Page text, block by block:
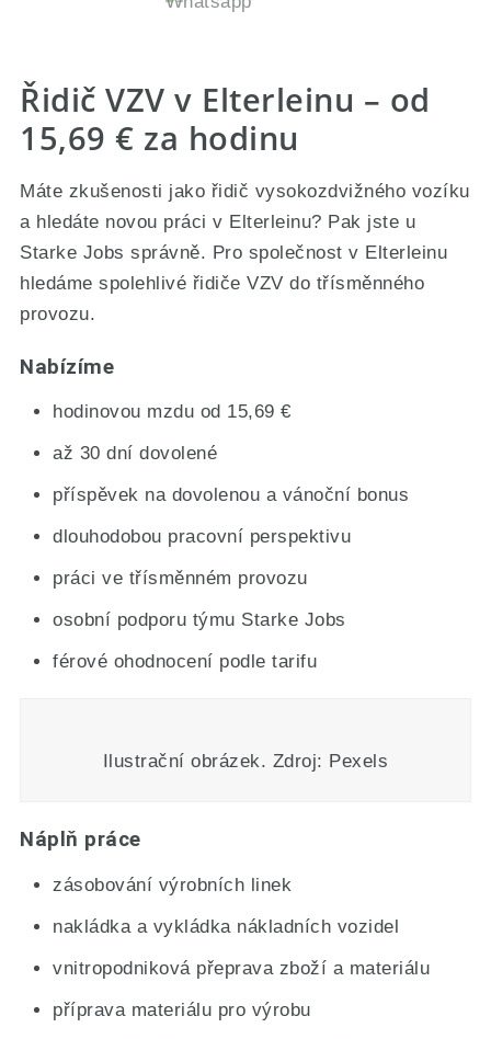
Řidič VZV v Elterleinu – od
15,69 € za hodinu
Máte zkušenosti jako řidič vysokozdvižného vozíku
a hledáte novou práci v Elterleinu? Pak jste u
Starke Jobs správně. Pro společnost v Elterleinu
hledáme spolehlivé řidiče VZV do třísměnného
provozu.
Nabízíme
hodinovou mzdu od 15,69 €
až 30 dní dovolené
příspěvek na dovolenou a vánoční bonus
dlouhodobou pracovní perspektivu
práci ve třísměnném provozu
osobní podporu týmu Starke Jobs
férové ohodnocení podle tarifu
Ilustrační obrázek. Zdroj: Pexels
Náplň práce
zásobování výrobních linek
nakládka a vykládka nákladních vozidel
vnitropodniková přeprava zboží a materiálu
příprava materiálu pro výrobu